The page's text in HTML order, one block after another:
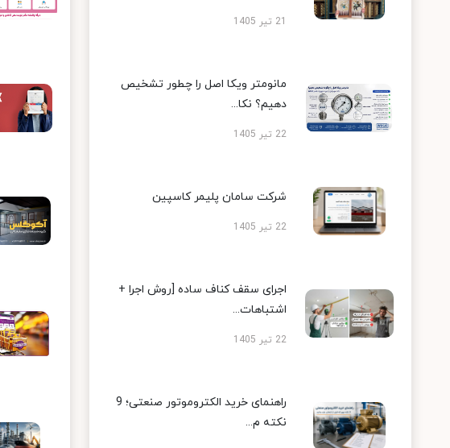
21 تیر 1405
مانومتر ویکا اصل را چطور تشخیص
دهیم؟ نکا...
22 تیر 1405
شرکت سامان پلیمر کاسپین
22 تیر 1405
اجرای سقف کناف ساده [روش اجرا +
اشتباهات...
22 تیر 1405
راهنمای خرید الکتروموتور صنعتی؛ 9
نکته م...